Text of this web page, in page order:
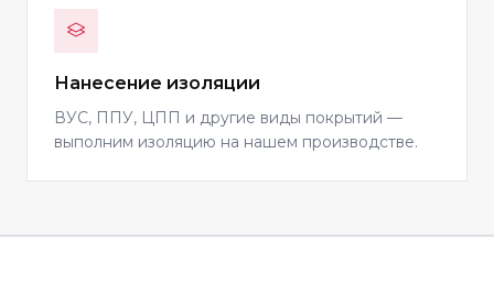
Нанесение изоляции
ВУС, ППУ, ЦПП и другие виды покрытий —
выполним изоляцию на нашем производстве.